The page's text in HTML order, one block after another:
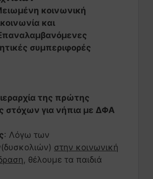
κοινωνική
και
συμπεριφορές
της πρώτης
στόχων για νήπια με ΔΦΑ
: Λόγω των
στην κοινωνική
, θέλουμε τα παιδιά